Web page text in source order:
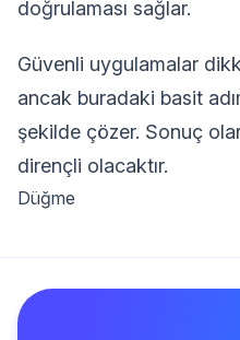
doğrulaması sağlar.
Güvenli uygulamalar
ancak buradaki basit
şekilde çözer. Sonuç
dirençli olacaktır.
Düğme